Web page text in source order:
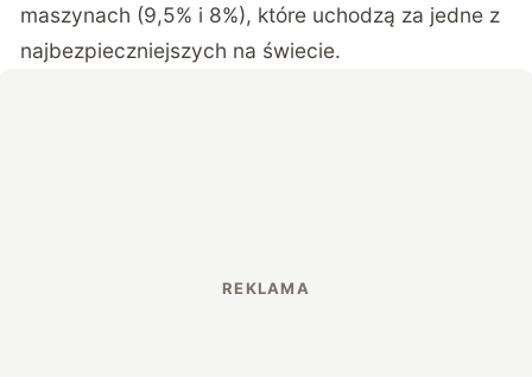
maszynach (9,5% i 8%), które uchodzą za jedne z
najbezpieczniejszych na świecie.